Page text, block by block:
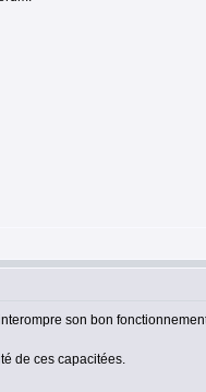
son bon
de ces capacitées.